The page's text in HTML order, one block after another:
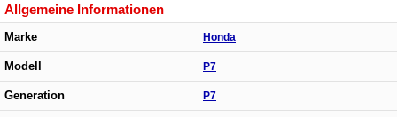
Allgemeine Informationen
Marke Honda
Modell P7
Generation P7